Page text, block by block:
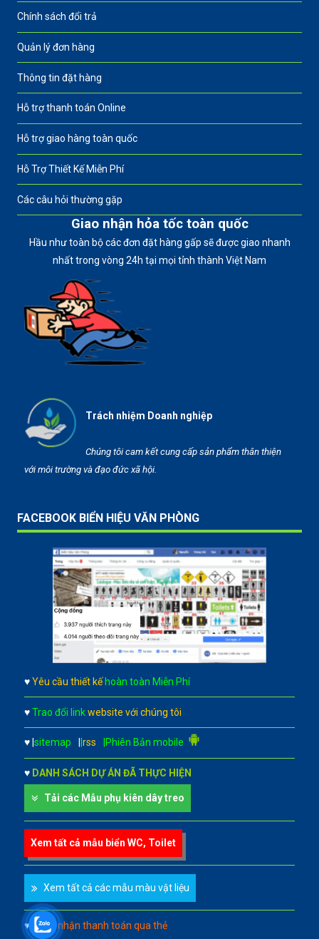
Chính sách đổi trả
Quản lý đơn hàng
Thông tin đặt hàng
Hỗ trợ thanh toán Online
Hỗ trợ giao hàng toàn quốc
Hỗ Trợ Thiết Kế Miễn Phí
Các câu hỏi thường gặp
Giao nhận hỏa tốc toàn quốc
Hầu như toàn bộ các đơn đặt hàng gấp sẽ được giao nhanh
nhất trong vòng 24h tại mọi tỉnh thành Việt Nam
Trách nhiệm Doanh nghiệp
Chúng tôi cam kết cung cấp sản phẩm thân thiện
với môi trường và đạo đức xã hội.
FACEBOOK BIỂN HIỆU VĂN PHÒNG
♥ Yêu cầu thiết kế hoàn toàn Miễn Phí
♥ Trao đổi link website với chúng tôi
♥ |sitemap |rss |Phiên Bản mobile
♥ DANH SÁCH DỰ ÁN ĐÃ THỰC HIỆN
Tải các Mẫu phụ kiên dây treo
Xem tất cả mẫu biển WC, Toilet
Xem tất cả các mẫu màu vật liệu
♥ Chấp nhận thanh toán qua thẻ